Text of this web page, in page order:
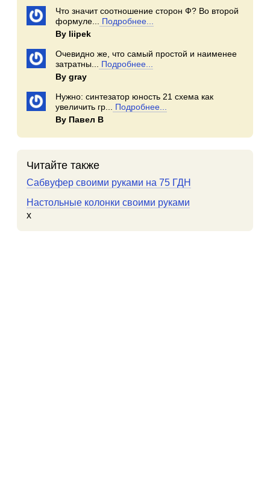
Что значит соотношение сторон Ф? Во второй
формуле...
Подробнее...
By Iiipek
Очевидно же, что самый простой и наименее
затратны...
Подробнее...
By gray
Нужно: синтезатор юность 21 схема как
увеличить гр...
Подробнее...
By Павел В
Читайте также
Сабвуфер своими руками на 75 ГДН
Настольные колонки своими руками
x